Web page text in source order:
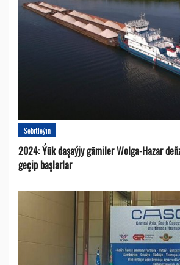
Sebitleýin
2024: Ýük daşaýjy gämiler Wolga-Hazar
geçip başlarlar